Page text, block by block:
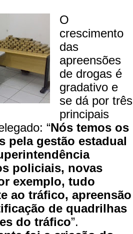
O
crescimento
das
apreensões
de drogas é
gradativo e
se dá por três
principais
“Nós temos os
pela gestão estadual
policiais, novas
exemplo, tudo
ao tráfico, apreensão
de quadrilhas
do tráfico”.